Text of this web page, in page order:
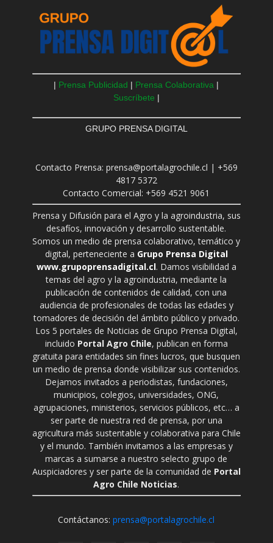
| Prensa Publicidad | Prensa Colaborativa |
Suscríbete |
GRUPO PRENSA DIGITAL
Contacto Prensa: prensa@portalagrochile.cl | +569
4817 5372
Contacto Comercial: +569 4521 9061
Prensa y Difusión para el Agro y la agroindustria, sus
desafíos, innovación y desarrollo sustentable.
Somos un medio de prensa colaborativo, temático y
digital, perteneciente a Grupo Prensa Digital
www.grupoprensadigital.cl. Damos visibilidad a
temas del agro y la agroindustria, mediante la
publicación de contenidos de calidad, con una
audiencia de profesionales de todas las edades y
tomadores de decisión del ámbito público y privado.
Los 5 portales de Noticias de Grupo Prensa Digital,
incluido Portal Agro Chile, publican en forma
gratuita para entidades sin fines lucros, que busquen
un medio de prensa donde visibilizar sus contenidos.
Dejamos invitados a periodistas, fundaciones,
municipios, colegios, universidades, ONG,
agrupaciones, ministerios, servicios públicos, etc… a
ser parte de nuestra red de prensa, por una
agricultura más sustentable y colaborativa para Chile
y el mundo. También invitamos a las empresas y
marcas a sumarse a nuestro selecto grupo de
Auspiciadores y ser parte de la comunidad de Portal
Agro Chile Noticias.
Contáctanos:prensa@portalagrochile.cl